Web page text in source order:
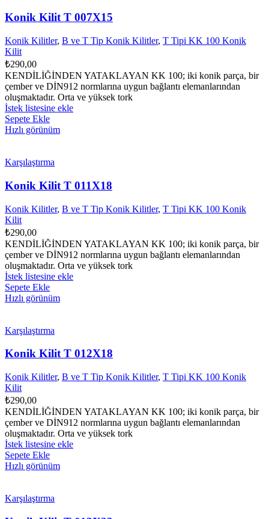
Konik Kilit T 007X15
Konik Kilitler, B ve T Tip Konik Kilitler, T Tipi KK 100 Konik
Kilit
₺290,00
KENDİLİĞİNDEN YATAKLAYAN KK 100; iki konik parça, bir
çember ve DİN912 normlarına uygun bağlantı elemanlarından
oluşmaktadır. Orta ve yüksek tork
İstek listesine ekle
Sepete Ekle
Hızlı görünüm
Karşılaştırma
Konik Kilit T 011X18
Konik Kilitler, B ve T Tip Konik Kilitler, T Tipi KK 100 Konik
Kilit
₺290,00
KENDİLİĞİNDEN YATAKLAYAN KK 100; iki konik parça, bir
çember ve DİN912 normlarına uygun bağlantı elemanlarından
oluşmaktadır. Orta ve yüksek tork
İstek listesine ekle
Sepete Ekle
Hızlı görünüm
Karşılaştırma
Konik Kilit T 012X18
Konik Kilitler, B ve T Tip Konik Kilitler, T Tipi KK 100 Konik
Kilit
₺290,00
KENDİLİĞİNDEN YATAKLAYAN KK 100; iki konik parça, bir
çember ve DİN912 normlarına uygun bağlantı elemanlarından
oluşmaktadır. Orta ve yüksek tork
İstek listesine ekle
Sepete Ekle
Hızlı görünüm
Karşılaştırma